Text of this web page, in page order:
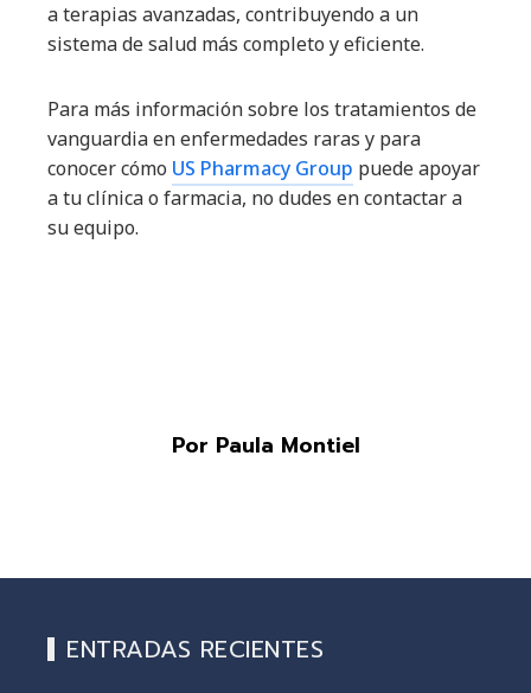
a terapias avanzadas, contribuyendo a un
sistema de salud más completo y eficiente.
Para más información sobre los tratamientos de
vanguardia en enfermedades raras y para
conocer cómo US Pharmacy Group puede apoyar
a tu clínica o farmacia, no dudes en contactar a
su equipo.
Por Paula Montiel
ENTRADAS RECIENTES